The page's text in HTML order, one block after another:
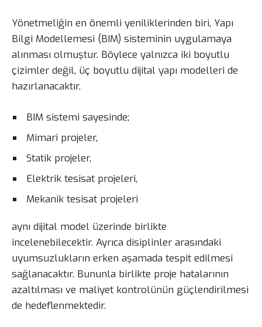
Yönetmeliğin en önemli yeniliklerinden biri, Yapı
Bilgi Modellemesi (BIM) sisteminin uygulamaya
alınması olmuştur. Böylece yalnızca iki boyutlu
çizimler değil, üç boyutlu dijital yapı modelleri de
hazırlanacaktır.
BIM sistemi sayesinde;
Mimari projeler,
Statik projeler,
Elektrik tesisat projeleri,
Mekanik tesisat projeleri
aynı dijital model üzerinde birlikte
incelenebilecektir. Ayrıca disiplinler arasındaki
uyumsuzlukların erken aşamada tespit edilmesi
sağlanacaktır. Bununla birlikte proje hatalarının
azaltılması ve maliyet kontrolünün güçlendirilmesi
de hedeflenmektedir.